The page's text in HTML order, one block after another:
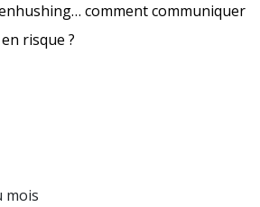
comment communiquer
risque ?
mois